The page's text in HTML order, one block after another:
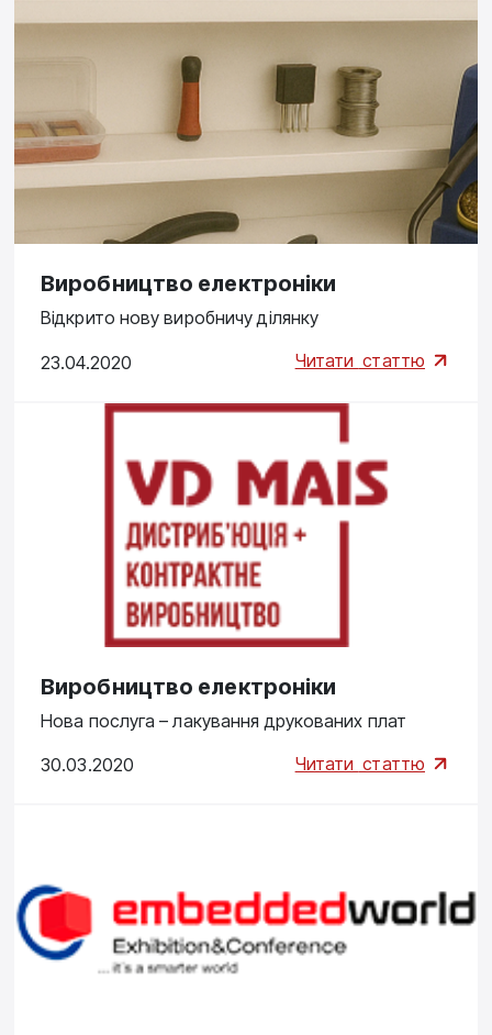
Виробництво електроніки
Відкрито нову виробничу ділянку
23.04.2020 Читати статтю
Виробництво електроніки
Нова послуга – лакування друкованих плат
30.03.2020 Читати статтю